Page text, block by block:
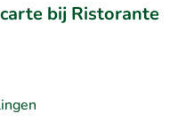
bij Ristorante